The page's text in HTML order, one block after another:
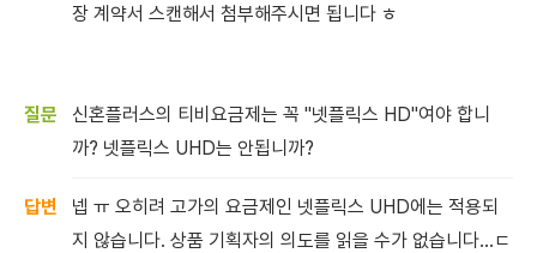
장 계약서 스캔해서 첨부해주시면 됩니다 ㅎ
신혼플러스의 티비요금제는 꼭 "넷플릭스 HD"여야 합니
까? 넷플릭스 UHD는 안됩니까?
넵 ㅠ 오히려 고가의 요금제인 넷플릭스 UHD에는 적용되
지 않습니다. 상품 기획자의 의도를 읽을 수가 없습니다...ㄷ